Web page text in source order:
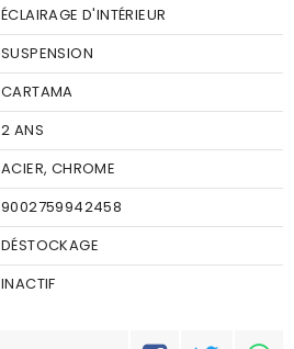
ÉCLAIRAGE D'INTÉRIEUR
SUSPENSION
CARTAMA
2 ANS
ACIER, CHROME
9002759942458
DÉSTOCKAGE
INACTIF